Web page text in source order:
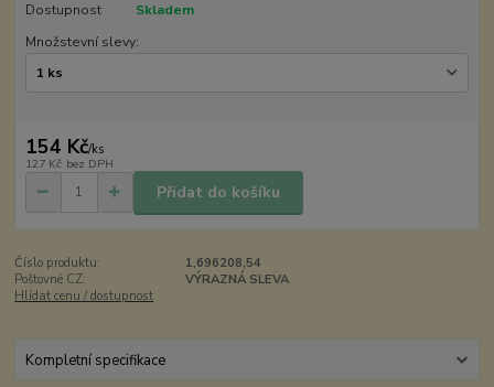
Dostupnost
Skladem
Množstevní slevy:
154 Kč/ks
127 Kč bez DPH
Přidat do košíku
Číslo produktu:
1,696208,54
Poštovné CZ:
VÝRAZNÁ SLEVA
Hlídat cenu / dostupnost
Kompletní specifikace